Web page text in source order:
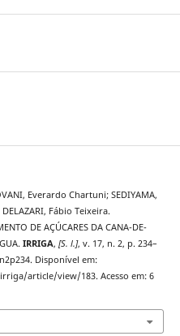
Everardo Chartuni; SEDIYAMA,
Fábio Teixeira.
DE AÇÚCARES DA CANA-DE-
IRRIGA, [S. l.], v. 17, n. 2, p. 234–
Disponível em:
article/view/183. Acesso em: 6